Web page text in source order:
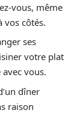
vous, même
vos côtés.
ses
votre plat
vous.
dîner
raison